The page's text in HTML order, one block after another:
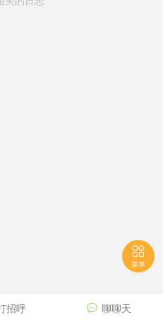
招呼  聊聊天

菜单